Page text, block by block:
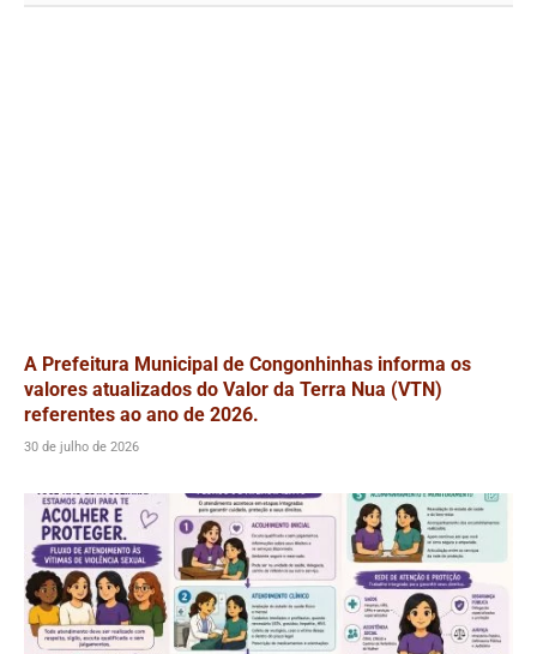
A Prefeitura Municipal de Congonhinhas informa os
valores atualizados do Valor da Terra Nua (VTN)
referentes ao ano de 2026.
30 de julho de 2026